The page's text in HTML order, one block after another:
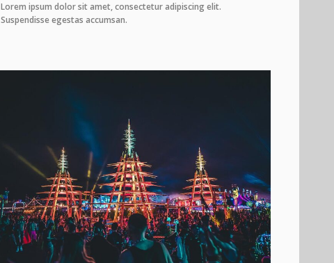
Lorem ipsum dolor sit amet, consectetur adipiscing elit.
Suspendisse egestas accumsan.